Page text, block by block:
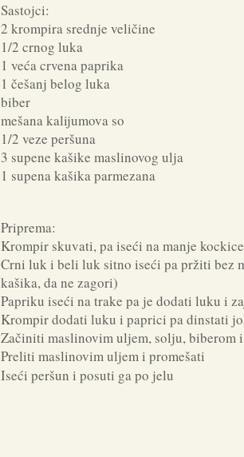
Sastojci:
2 krompira srednje veličine
1/2 crnog luka
1 veća crvena paprika
1 češanj belog luka
biber
mešana kalijumova so
1/2 veze peršuna
3 supene kašike maslinovog ulja
1 supena kašika parmezana
Priprema:
Krompir skuvati, pa iseći na manje kockice
Crni luk i beli luk sitno iseći pa pržiti bez
kašika, da ne zagori)
Papriku iseći na trake pa je dodati luku i
Krompir dodati luku i paprici pa dinstati
Začiniti maslinovim uljem, solju, biberom
Preliti maslinovim uljem i promešati
Iseći peršun i posuti ga po jelu